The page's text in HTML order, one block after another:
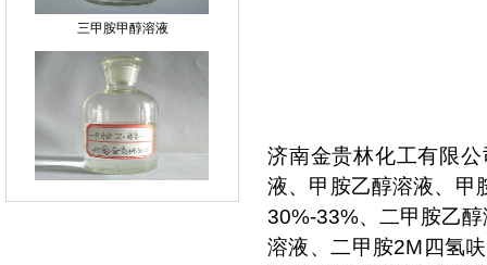
济南金贵林化工有限
液、甲胺乙醇溶液、甲
30%-33%、二甲胺乙
溶液、二甲胺2M四氢
三甲胺甲醇溶液
甲胺乙醇溶液